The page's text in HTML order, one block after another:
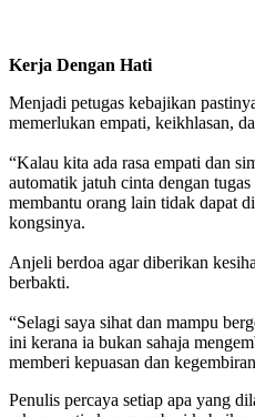
Kerja Dengan Hati
Menjadi petugas kebajikan
memerlukan empati, keikhlasan,
“Kalau kita ada rasa empati dan
automatik jatuh cinta dengan
membantu orang lain tidak dapat
kongsinya.
Anjeli berdoa agar diberikan
berbakti.
“Selagi saya sihat dan mampu
ini kerana ia bukan sahaja
memberi kepuasan dan
Penulis percaya setiap apa yang